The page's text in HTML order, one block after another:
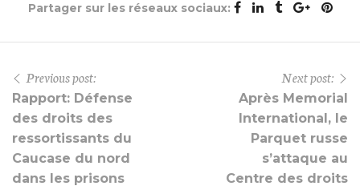
Partager sur les réseaux sociaux:
Previous post:
Rapport: Défense
des droits des
ressortissants du
Caucase du nord
dans les prisons
Next post:
Après Memorial
International, le
Parquet russe
s’attaque au
Centre des droits